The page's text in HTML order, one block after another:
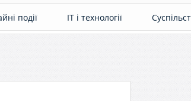
події ІТ і технології